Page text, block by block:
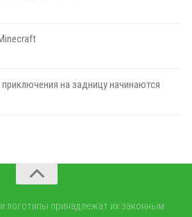
на задницу начинаются
логотипы принадлежат их законным